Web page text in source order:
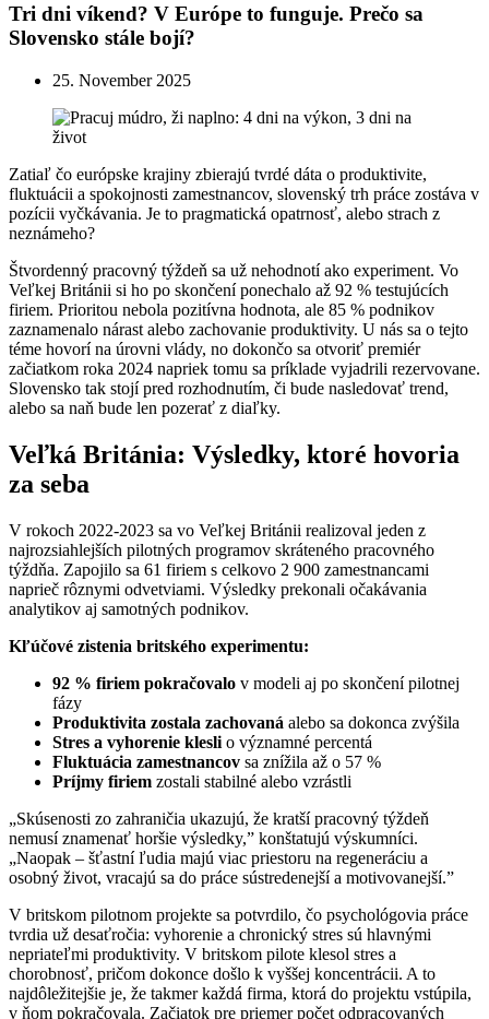
Tri dni víkend? V Európe to funguje. Prečo sa
Slovensko stále bojí?
25. November 2025
Zatiaľ čo európske krajiny zbierajú tvrdé dáta o produktivite,
fluktuácii a spokojnosti zamestnancov, slovenský trh práce zostáva v
pozícii vyčkávania. Je to pragmatická opatrnosť, alebo strach z
neznámeho?
Štvordenný pracovný týždeň sa už nehodnotí ako experiment. Vo
Veľkej Británii si ho po skončení ponechalo až 92 % testujúcích
firiem. Prioritou nebola pozitívna hodnota, ale 85 % podnikov
zaznamenalo nárast alebo zachovanie produktivity. U nás sa o tejto
téme hovorí na úrovni vlády, no dokončo sa otvoriť premiér
začiatkom roka 2024 napriek tomu sa príklade vyjadrili rezervovane.
Slovensko tak stojí pred rozhodnutím, či bude nasledovať trend,
alebo sa naň bude len pozerať z diaľky.
Veľká Británia: Výsledky, ktoré hovoria
za seba
V rokoch 2022-2023 sa vo Veľkej Británii realizoval jeden z
najrozsiahlejších pilotných programov skráteného pracovného
týždňa. Zapojilo sa 61 firiem s celkovo 2 900 zamestnancami
naprieč rôznymi odvetviami. Výsledky prekonali očakávania
analytikov aj samotných podnikov.
Kľúčové zistenia britského experimentu:
92 % firiem pokračovalo v modeli aj po skončení pilotnej
fázy
Produktivita zostala zachovaná alebo sa dokonca zvýšila
Stres a vyhorenie klesli o významné percentá
Fluktuácia zamestnancov sa znížila až o 57 %
Príjmy firiem zostali stabilné alebo vzrástli
„Skúsenosti zo zahraničia ukazujú, že kratší pracovný týždeň
nemusí znamenať horšie výsledky,” konštatujú výskumníci.
„Naopak – šťastní ľudia majú viac priestoru na regeneráciu a
osobný život, vracajú sa do práce sústredenejší a motivovanejší.”
V britskom pilotnom projekte sa potvrdilo, čo psychológovia práce
tvrdia už desaťročia: vyhorenie a chronický stres sú hlavnými
nepriateľmi produktivity. V britskom pilote klesol stres a
chorobnosť, pričom dokonce došlo k vyššej koncentrácii. A to
najdôležitejšie je, že takmer každá firma, ktorá do projektu vstúpila,
v ňom pokračovala. Začiatok pre priemer počet odpracovaných